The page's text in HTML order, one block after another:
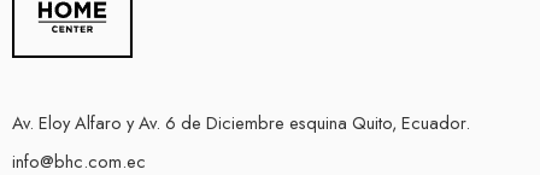
Av. Eloy Alfaro y Av. 6 de Diciembre esquina Quito, Ecuador.
info@bhc.com.ec